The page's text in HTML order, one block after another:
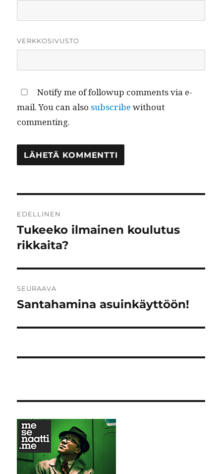
VERKKOSIVUSTO
Notify me of followup comments via e-
mail. You can also subscribe without
commenting.
selaus
EDELLINEN
Edellinen
artikkeli:
Tukeeko ilmainen koulutus
rikkaita?
SEURAAVA
Seuraava
Santahamina asuinkäyttöön!